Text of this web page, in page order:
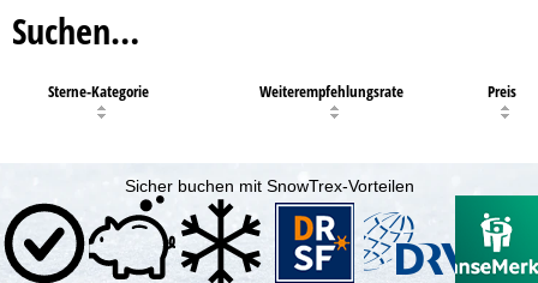
Suchen…
Sterne-Kategorie Weiterempfehlungsrate Preis
Sicher buchen mit SnowTrex-Vorteilen